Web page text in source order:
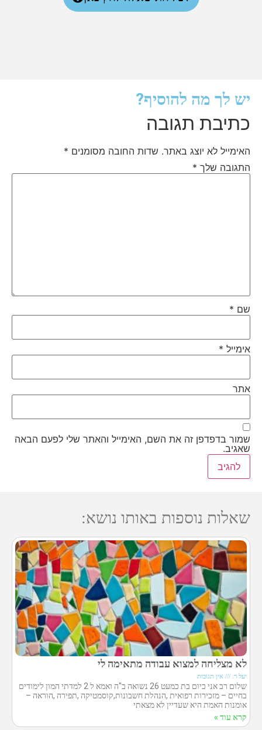
יש לך מה להוסיף?
כתיבת תגובה
האימייל לא יוצג באתר. שדות החובה מסומנים *
התגובה שלך *
שם *
אימייל *
אתר
שמור בדפדפן זה את השם, האימייל והאתר שלי לפעם הבאה
שאגיב.
שאלות נוספות באותו נושא:
לא מצליחה למצוא עבודה מתאימה לי
יעל ר. אין תגובות
שלום רב אני כיום בת כמעט 26 נשואה ב"ה ואמא ל 2 למדתי המון לימודים
בחיים – מזכירות רפואית ,הנהלת חשבונות,קוסמטיקה ,תפירה ,הוראה –
אומנות האמת היא שעדיין לא מצאתי
קרא עוד »